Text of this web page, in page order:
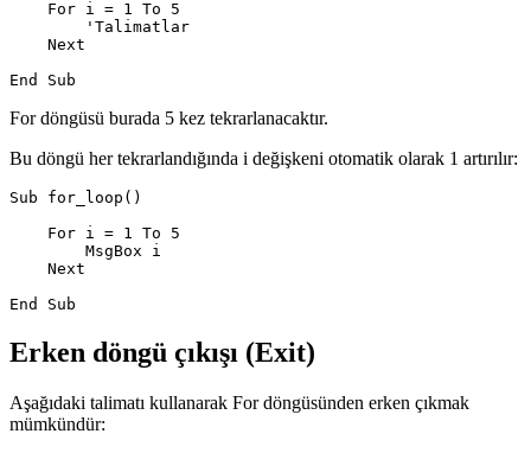
    For i = 1 To 5
        'Talimatlar
    Next
For döngüsü burada 5 kez tekrarlanacaktır.
Bu döngü her tekrarlandığında i değişkeni otomatik olarak 1 artırılır:
Sub for_loop()
    For i = 1 To 5
        MsgBox i
    Next
Erken döngü çıkışı (Exit)
Aşağıdaki talimatı kullanarak For döngüsünden erken çıkmak
mümkündür: